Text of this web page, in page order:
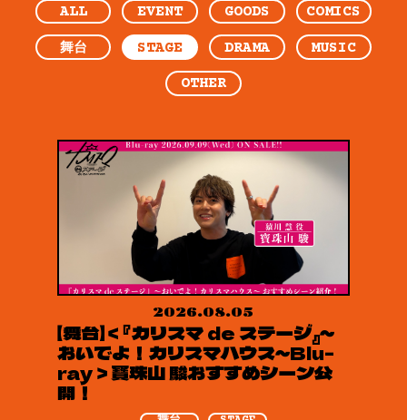
ALL EVENT GOODS COMICS
舞台 STAGE DRAMA MUSIC
OTHER
2026.08.05
【舞台】＜『カリスマ de ステージ』～
おいでよ！カリスマハウス～Blu-
ray＞寶珠山 駿おすすめシーン公
開！